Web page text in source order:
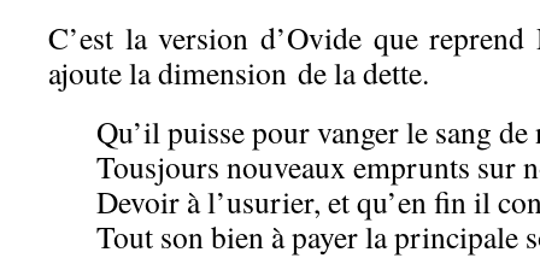
C’est la version d’Ovide que
ajoute la dimension de la dette.
Qu’il puisse pour vanger le sang de
Tousjours nouveaux emprunts sur
Devoir à l’usurier, et qu’en fin il
Tout son bien à payer la principale